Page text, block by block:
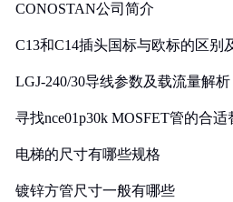
CONOSTAN公司简介
C13和C14插头国标与欧标的区别
LGJ-240/30导线参数及载流量解析
寻找nce01p30k MOSFET管的合
电梯的尺寸有哪些规格
镀锌方管尺寸一般有哪些